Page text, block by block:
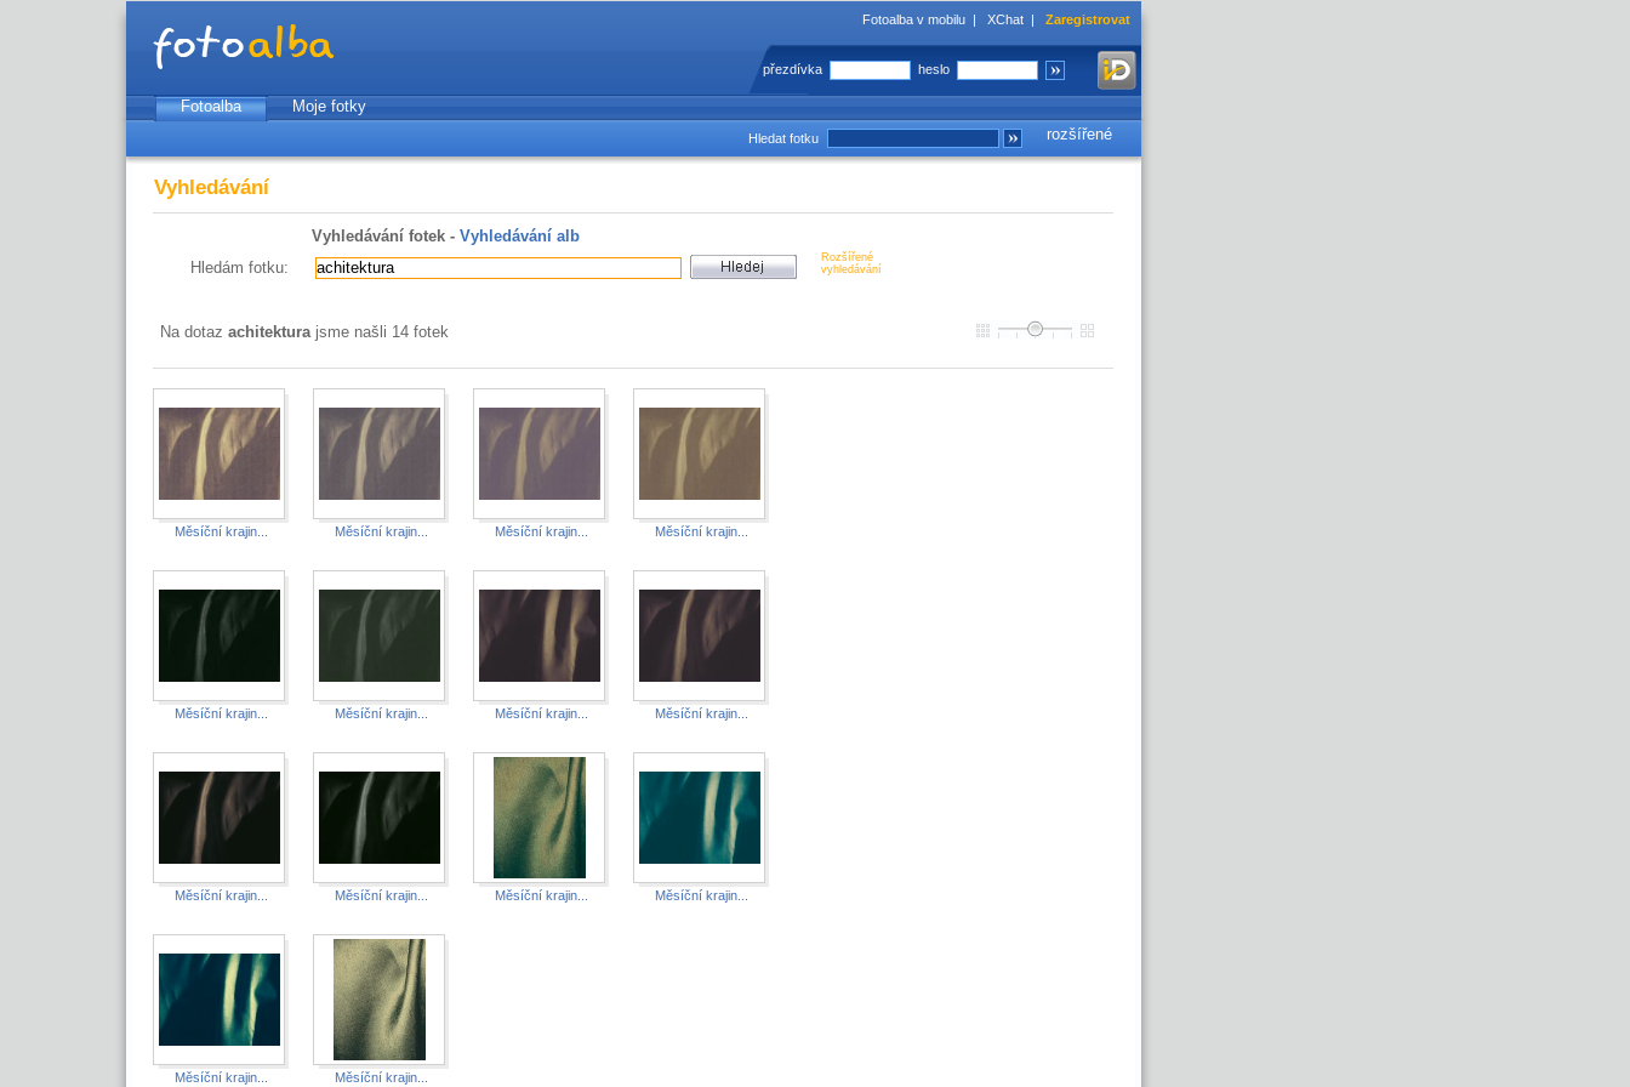
Fotoalba v mobilu | XChat | Zaregistrovat
přezdívka heslo
Fotoalba
Moje fotky
rozšířené
Hledat fotku
Vyhledávání
Vyhledávání fotek - Vyhledávání alb
Hledám fotku:
Rozšířené
vyhledávání
Na dotaz achitektura jsme našli 14 fotek
Měsíční krajin... Měsíční krajin... Měsíční krajin... Měsíční krajin...
Měsíční krajin... Měsíční krajin... Měsíční krajin... Měsíční krajin...
Měsíční krajin... Měsíční krajin... Měsíční krajin... Měsíční krajin...
Měsíční krajin... Měsíční krajin...